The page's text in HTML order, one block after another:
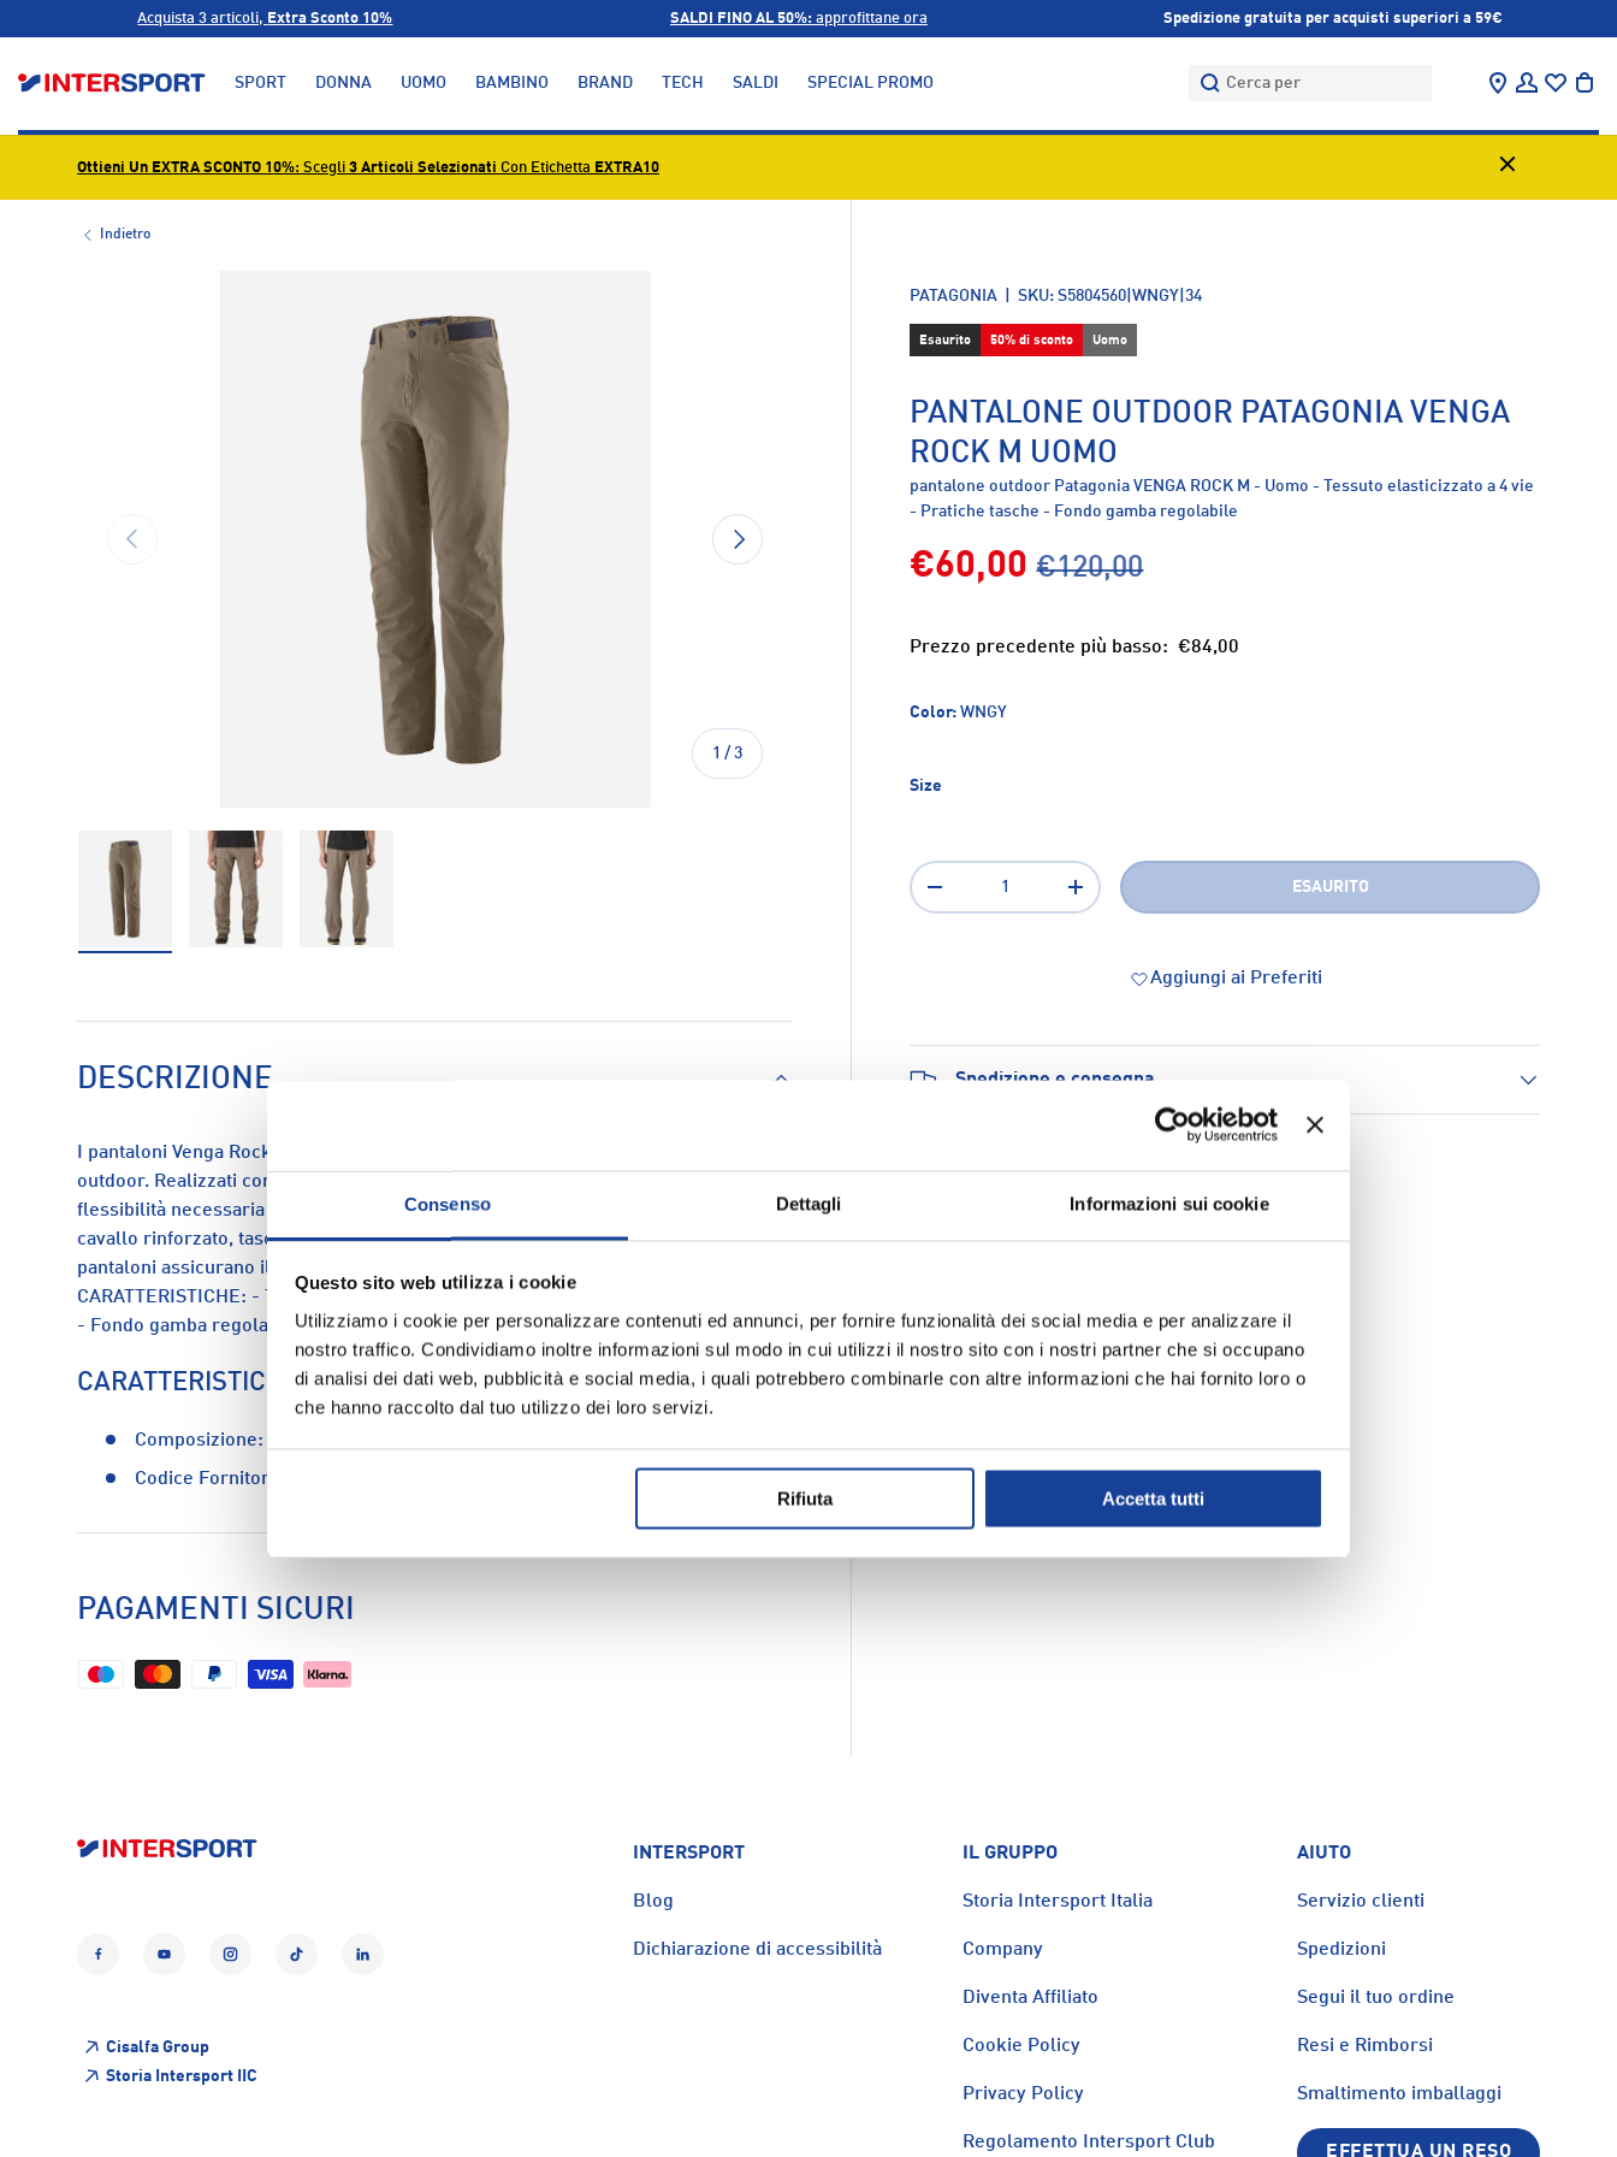
Consenso Dettagli Informazioni sui cookie
Questo sito web utilizza i cookie
Utilizziamo i cookie per personalizzare contenuti ed annunci, per fornire funzionalità dei social media e per analizzare il
nostro traffico. Condividiamo inoltre informazioni sul modo in cui utilizzi il nostro sito con i nostri partner che si occupano
di analisi dei dati web, pubblicità e social media, i quali potrebbero combinarle con altre informazioni che hai fornito loro o
che hanno raccolto dal tuo utilizzo dei loro servizi.
Rifiuta Accetta tutti
Acquista 3 articoli, Extra Sconto 10% SALDI FINO AL 50%: approfittane ora Spedizione gratuita per acquisti superiori a 59€
Cerca
Cerca
Trova negozio
Accedi
SPORT DONNA UOMO BAMBINO BRAND TECH SALDI SPECIAL PROMO
Ottieni Un EXTRA SCONTO 10%: Scegli 3 Articoli Selezionati Con Etichetta EXTRA10
Indietro
INDIETRO
1 /di
3
AVANTI
PATAGONIA |SKU: S5804560|WNGY|34
Esaurito 50% di sconto Uomo
PANTALONE OUTDOOR PATAGONIA VENGA
ROCK M UOMO
pantalone outdoor Patagonia VENGA ROCK M - Uomo - Tessuto elasticizzato a 4 vie
- Pratiche tasche - Fondo gamba regolabile
€60,00€120,00
Prezzo precedente più basso: €84,00
Color: WNGY
Size
Q.tà
+ ESAURITO
Aggiungi ai Preferiti
Spedizione e consegna
DESCRIZIONE
I pantaloni Venga Rock di Patagonia sono la scelta perfetta per le avventure
outdoor. Realizzati con un leggero tessuto elasticizzato a 4 vie, offrono la
flessibilità necessaria per muoversi agilmente durante l'attività. Progettati con
cavallo rinforzato, tasche frontali e tasche posteriori con chiusura a zip, questi
pantaloni assicurano il massimo comfort durante le sessioni di arrampicata.
CARATTERISTICHE: - Tasche sulla coscia con chiusura a zip - Chiusura con bottone
- Fondo gamba regolabile
CARATTERISTICHE
Composizione:
Codice Fornitore:
PAGAMENTI SICURI
YouTubeInstagramTikTok LinkedIn
Cisalfa Group
Storia Intersport IIC
INTERSPORT
Blog
Dichiarazione di accessibilità
IL GRUPPO
Storia Intersport Italia
Company
Diventa Affiliato
Cookie Policy
Privacy Policy
Regolamento Intersport Club
AIUTO
Servizio clienti
Spedizioni
Segui il tuo ordine
Resi e Rimborsi
Smaltimento imballaggi
EFFETTUA UN RESO